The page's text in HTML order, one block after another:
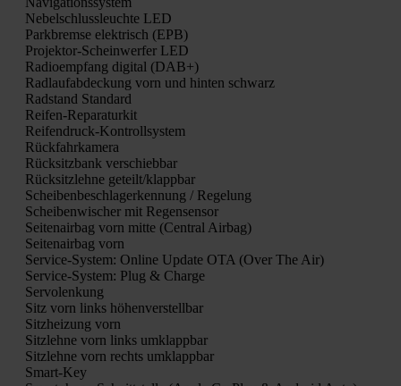
Nebel­schluss­leuch­te LED
Park­brem­se elek­trisch (EPB)
Pro­jek­tor-Schein­wer­fer LED
Radio­emp­fang digi­tal (DAB+)
Rad­lauf­ab­de­ckung vorn und hin­ten schwarz
Rad­stand Stan­dard
Rei­fen-Repa­ra­tur­kit
Rei­fen­druck-Kon­troll­sys­tem
Rück­fahr­ka­me­ra
Rück­sitz­bank ver­schieb­bar
Rück­sitz­leh­ne geteilt/klappbar
Schei­ben­be­schla­ger­ken­nung / Rege­lung
Schei­ben­wi­scher mit Regen­sen­sor
Sei­ten­air­bag vorn mit­te (Cen­tral Air­bag)
Sei­ten­air­bag vorn
Ser­vice-Sys­tem: Online Update OTA (Over The Air)
Ser­vice-Sys­tem: Plug & Char­ge
Ser­vo­len­kung
Sitz vorn links höhen­ver­stell­bar
Sitz­hei­zung vorn
Sitz­leh­ne vorn links umklapp­bar
Sitz­leh­ne vorn rechts umklapp­bar
Smart-Key